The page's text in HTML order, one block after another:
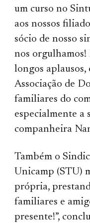
um curso no
aos nossos
sócio de nosso
nos orgulhamos!
longos aplausos,
Associação de
familiares do
especialmente a
companheira
Também o
Unicamp (STU)
própria,
familiares e
presente!”,